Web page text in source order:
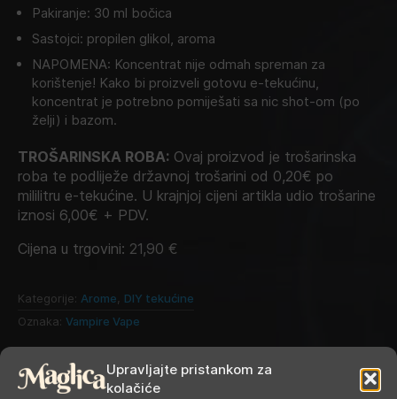
Upravljajte pristankom za
kolačiće
Pakiranje: 30 ml bočica
Sastojci: propilen glikol, aroma
NAPOMENA: Koncentrat nije odmah spreman za
korištenje! Kako bi proizveli gotovu e-tekućinu,
koncentrat je potrebno pomiješati sa nic shot-om (po
želji) i bazom.
TROŠARINSKA ROBA: Ovaj proizvod je trošarinska
roba te podliježe državnoj trošarini od 0,20€ po
mililitru e-tekućine. U krajnjoj cijeni artikla udio trošarine
iznosi 6,00€ + PDV.
Cijena u trgovini: 21,90 €
Kategorije: Arome DIY tekućine
Oznaka: Vampire Vape